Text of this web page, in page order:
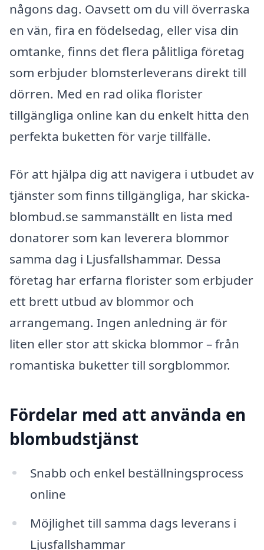
någons dag. Oavsett om du vill överraska
en vän, fira en födelsedag, eller visa din
omtanke, finns det flera pålitliga företag
som erbjuder blomsterleverans direkt till
dörren. Med en rad olika florister
tillgängliga online kan du enkelt hitta den
perfekta buketten för varje tillfälle.
För att hjälpa dig att navigera i utbudet av
tjänster som finns tillgängliga, har skicka-
blombud.se sammanställt en lista med
donatorer som kan leverera blommor
samma dag i Ljusfallshammar. Dessa
företag har erfarna florister som erbjuder
ett brett utbud av blommor och
arrangemang. Ingen anledning är för
liten eller stor att skicka blommor – från
romantiska buketter till sorgblommor.
Fördelar med att använda en
blombudstjänst
Snabb och enkel beställningsprocess
online
Möjlighet till samma dags leverans i
Ljusfallshammar